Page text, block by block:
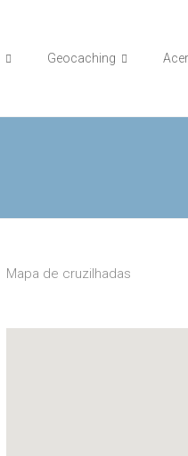
Geocaching
Mapa de cruzilhadas